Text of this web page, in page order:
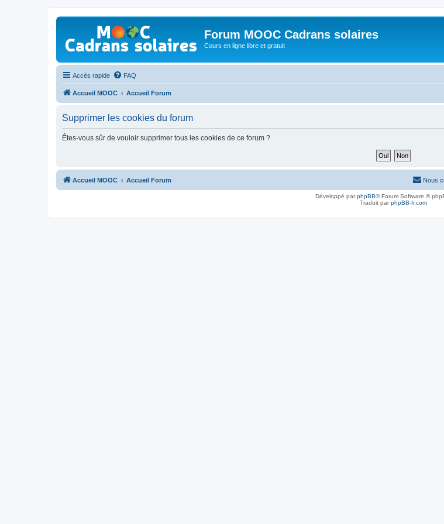
Forum MOOC Cadrans solaires
Cours en ligne libre et gratuit
Accès rapide FAQ
Accueil MOOC Accueil Forum
Supprimer les cookies du forum
Êtes-vous sûr de vouloir supprimer tous les cookies de ce forum ?
Accueil MOOC Accueil Forum Nous
Développé parphpBB® Forum Software ©
Traduit parphpBB-fr.com